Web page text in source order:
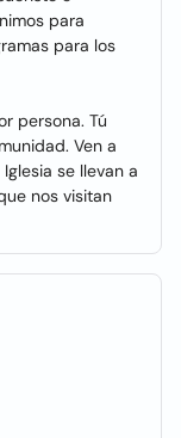
para
para los
persona. Tú
Ven a
se llevan a
nos visitan